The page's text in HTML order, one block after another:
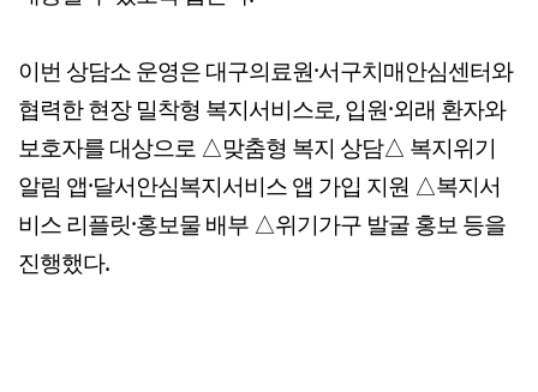
이번 상담소 운영은 대구의료원·서구치매안심센터와
협력한 현장 밀착형 복지서비스로, 입원·외래 환자와
보호자를 대상으로 △맞춤형 복지 상담△ 복지위기
알림 앱·달서안심복지서비스 앱 가입 지원 △복지서
비스 리플릿·홍보물 배부 △위기가구 발굴 홍보 등을
진행했다.